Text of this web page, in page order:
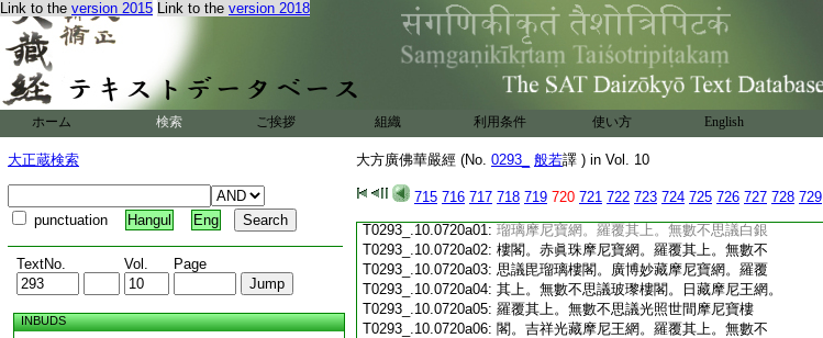
Link to the version 2015 Link to the version 2018
ホーム 検索 ご挨拶 組織 利用条件 使い方 English
大正蔵検索
punctuation Hangul Eng
TextNo. Vol. Page
INBUDS
大方廣佛華嚴經 (No. 0293_ 般若譯 ) in Vol. 10
715 716 717 718 719 720 721 722 723 724 725 726 727 728 729
T0293_.10.0719c19:垢妙色金剛垣。如是七重。一一圍遶。悉以
T0293_.10.0719c20: 無數摩尼妙寶間錯莊嚴。閻浮檀金種種衆
T0293_.10.0719c21:寶。而爲 20 埤堄。金銀瑠璃。赤珠碼碯。玻瓈海
T0293_.10.0719c22:
藏。眞珠等寶。以爲嚴飾。其城縱廣一十由旬。
周迴八方。面開八門。皆以七寶周遍嚴飾。
T0293_.10.0719c24:帝青瑠璃。以爲其地。衆色雜寶。隨處莊嚴。
T0293_.10.0719c25:種種珍奇。甚可愛樂。其城内有十億街道。一
T0293_.10.0719c26:一道邊。安布妙寶。以爲莊嚴。過天帝釋所
T0293_.10.0719c27:遊之路。一一道間。皆有無數萬億衆生。於
T0293_.10.0719c28: 中止住。無數百千廣大宮殿。一一皆以衆寶
T0293_.10.0720a01: 瑠璃摩尼寶網。羅覆其上。無數不思議白銀
T0293_.10.0720a02: 樓閣。赤眞珠摩尼寶網。羅覆其上。無數不
T0293_.10.0720a03: 思議毘瑠璃樓閣。廣博妙藏摩尼寶網。羅覆
T0293_.10.0720a04: 其上。無數不思議玻瓈樓閣。日藏摩尼王網。
T0293_.10.0720a05: 羅覆其上。無數不思議光照世間摩尼寶樓
T0293_.10.0720a06: 閣。吉祥光藏摩尼王網。羅覆其上。無數不